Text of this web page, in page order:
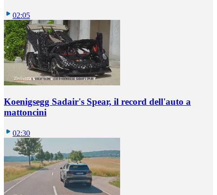
02:05
Koenigsegg Sadair's Spear, il record dell'auto a
mattoncini
02:30